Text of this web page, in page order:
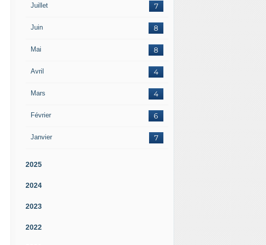
Juillet 7
Juin 8
Mai 8
Avril 4
Mars 4
Février 6
Janvier 7
2025
2024
2023
2022